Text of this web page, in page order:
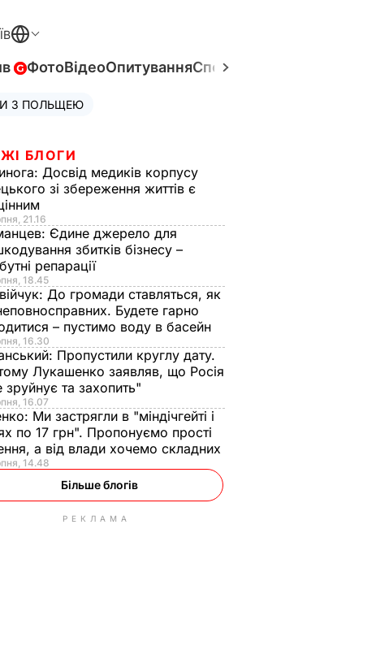
ФотоВідеоОпитуванняСпецпроєкти
З ПОЛЬЩЕЮ
БЛОГИ
Досвід медиків корпусу
зі збереження життів є
21.16
Єдине джерело для
збитків бізнесу –
репарації
18.45
До громади ставляться, як
Будете гарно
– пустимо воду в басейн
16.30
Пропустили круглу дату.
Лукашенко заявляв, що Росія
зруйнує та захопить"
16.07
Ми застрягли в "міндічгейті і
по 17 грн". Пропонуємо прості
а від влади хочемо складних
14.48
Більше блогів
РЕКЛАМА